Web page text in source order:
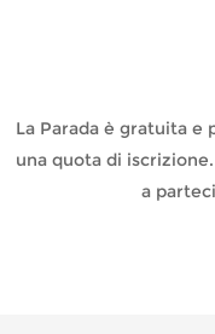
La Parada è gratuita e
una quota di
a